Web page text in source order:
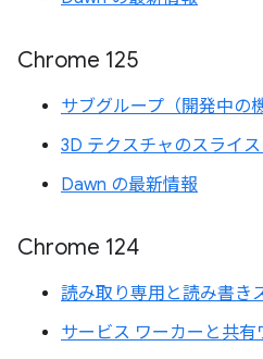
Chrome 125
サブグループ（開発中の
3D テクスチャのスライ
Dawn の最新情報
Chrome 124
読み取り専用と読み書き
サービス ワーカーと共